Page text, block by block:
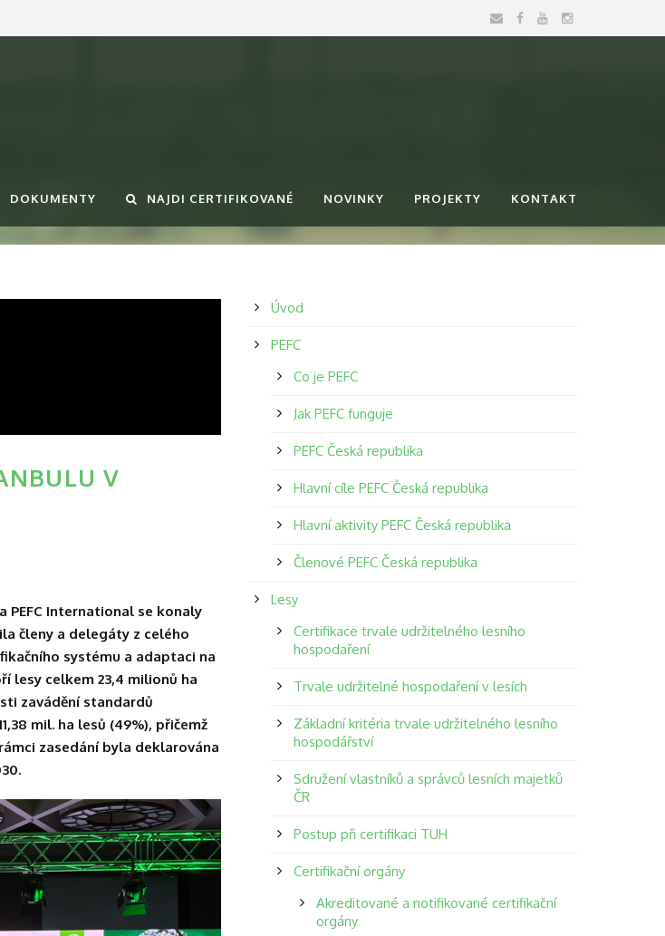
DOKUMENTY NAJDI CERTIFIKOVANÉ NOVINKY PROJEKTY KONTAKT
V
PEFC International se konaly
členy a delegáty z celého
systému a adaptaci na
lesy celkem 23,4 milionů ha
zavádění standardů
mil. ha lesů (49%), přičemž
zasedání byla deklarována
Úvod
PEFC
Co je PEFC
Jak PEFC funguje
PEFC Česká republika
Hlavní cíle PEFC Česká republika
Hlavní aktivity PEFC Česká republika
Členové PEFC Česká republika
Lesy
Certifikace trvale udržitelného lesního
hospodaření
Trvale udržitelné hospodaření v lesích
Základní kritéria trvale udržitelného lesního
hospodářství
Sdružení vlastníků a správců lesních majetků
ČR
Postup při certifikaci TUH
Certifikační orgány
Akreditované a notifikované certifikační
orgány